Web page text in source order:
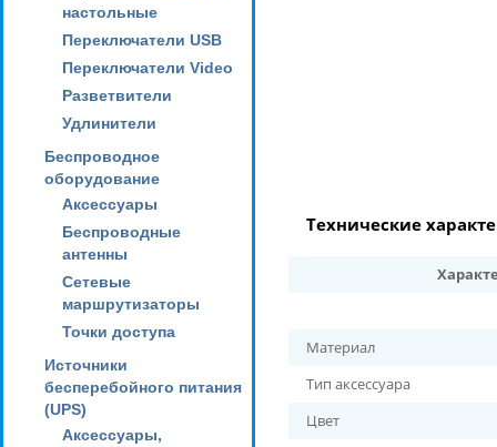
настольные
Переключатели USB
Переключатели Video
Разветвители
Удлинители
Беспроводное
оборудование
Аксессуары
Беспроводные
антенны
Сетевые
маршрутизаторы
Точки доступа
Источники
бесперебойного питания
(UPS)
Аксессуары,
Технические
Материал
Тип аксессуара
Цвет